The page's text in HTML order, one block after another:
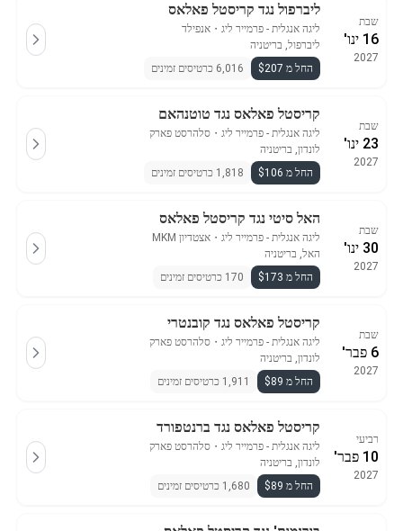
שבת
16 ינו'
2027
ליברפול נגד קריסטל פאלאס
ליגה אנגלית - פרמייר ליג ・ אנפילד
ליברפול, בריטניה
החל מ $207
6,016 כרטיסים זמינים
שבת
23 ינו'
2027
קריסטל פאלאס נגד טוטנהאם
ליגה אנגלית - פרמייר ליג ・ סלהרסט פארק
לונדון, בריטניה
החל מ $106
1,818 כרטיסים זמינים
שבת
30 ינו'
2027
האל סיטי נגד קריסטל פאלאס
ליגה אנגלית - פרמייר ליג ・ אצטדיון MKM
האל, בריטניה
החל מ $173
170 כרטיסים זמינים
שבת
6 פבר'
2027
קריסטל פאלאס נגד קובנטרי
ליגה אנגלית - פרמייר ליג ・ סלהרסט פארק
לונדון, בריטניה
החל מ $89
1,911 כרטיסים זמינים
רביעי
10 פבר'
2027
קריסטל פאלאס נגד ברנטפורד
ליגה אנגלית - פרמייר ליג ・ סלהרסט פארק
לונדון, בריטניה
החל מ $89
1,680 כרטיסים זמינים